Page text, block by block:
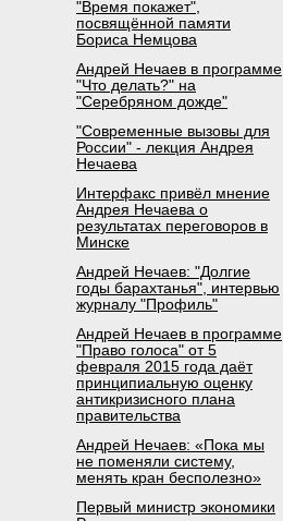
"Время покажет",
посвящённой памяти
Бориса Немцова
Андрей Нечаев в программе
"Что делать?" на
"Серебряном дожде"
"Современные вызовы для
России" - лекция Андрея
Нечаева
Интерфакс привёл мнение
Андрея Нечаева о
результатах переговоров в
Минске
Андрей Нечаев: "Долгие
годы барахтанья", интервью
журналу "Профиль"
Андрей Нечаев в программе
"Право голоса" от 5
февраля 2015 года даёт
принципиальную оценку
антикризисного плана
правительства
Андрей Нечаев: «Пока мы
не поменяли систему,
менять кран бесполезно»
Первый министр экономики